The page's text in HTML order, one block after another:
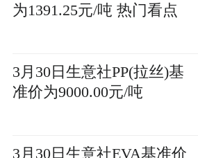
为1391.25元/吨 热门看点
3月30日生意社PP(拉丝)基
准价为9000.00元/吨
3月30日生意社EVA基准价